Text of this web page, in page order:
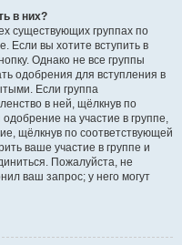
в них?
существующих группах по
Если вы хотите вступить в
Однако не все группы
одобрения для вступления в
Если группа
в ней, щёлкнув по
на участие в группе,
щёлкнув по соответствующей
ваше участие в группе и
Пожалуйста, не
ваш запрос; у него могут